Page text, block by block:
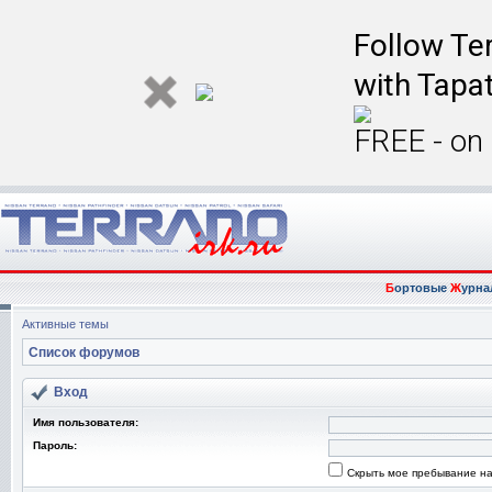
Follow
with
FREE -
БортовыеЖ
Активные темы
Список форумов
Вход
Имя пользователя:
Пароль:
Скрыть мое пребывание